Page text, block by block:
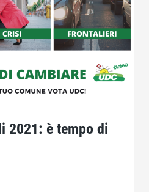
2021: è tempo di